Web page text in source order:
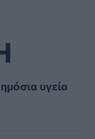
υγεία